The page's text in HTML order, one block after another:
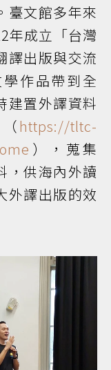
臺文館多年來
年成立「台灣
譯出版與交流
作品帶到全
建置外譯資料
https://tltc-
），蒐集
，供海內外讀
外譯出版的效